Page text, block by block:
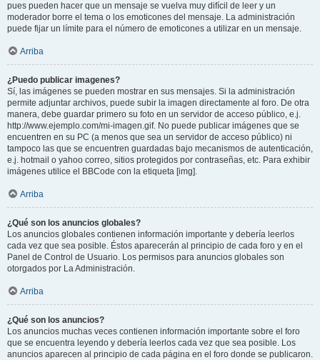
pues pueden hacer que un mensaje se vuelva muy difícil de leer y un
moderador borre el tema o los emoticones del mensaje. La administración
puede fijar un límite para el número de emoticones a utilizar en un mensaje.
Arriba
¿Puedo publicar imagenes?
Sí, las imágenes se pueden mostrar en sus mensajes. Si la administración
permite adjuntar archivos, puede subir la imagen directamente al foro. De otra
manera, debe guardar primero su foto en un servidor de acceso público, e.j.
http://www.ejemplo.com/mi-imagen.gif. No puede publicar imágenes que se
encuentren en su PC (a menos que sea un servidor de acceso público) ni
tampoco las que se encuentren guardadas bajo mecanismos de autenticación,
e.j. hotmail o yahoo correo, sitios protegidos por contraseñas, etc. Para exhibir
imágenes utilice el BBCode con la etiqueta [img].
Arriba
¿Qué son los anuncios globales?
Los anuncios globales contienen información importante y debería leerlos
cada vez que sea posible. Éstos aparecerán al principio de cada foro y en el
Panel de Control de Usuario. Los permisos para anuncios globales son
otorgados por La Administración.
Arriba
¿Qué son los anuncios?
Los anuncios muchas veces contienen información importante sobre el foro
que se encuentra leyendo y debería leerlos cada vez que sea posible. Los
anuncios aparecen al principio de cada página en el foro donde se publicaron.